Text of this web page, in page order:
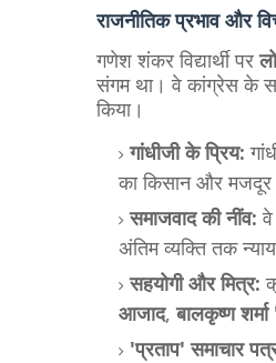
​राजनीतिक प्रभाव और
​गणेश शंकर विद्यार्थी पर
संगम था। वे कांग्रेस के
किया।
गांधीजी के प्रिय:
का किसान और मजदूर
समाजवाद की नींव: वे
अंतिम व्यक्ति तक
सहयोगी और मित्र:
आजाद,बालकृष्ण
'प्रताप' समाचार